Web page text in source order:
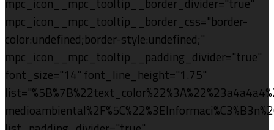
mpc_icon__mpc_tooltip__border_css="border-
color:undefined;border-style:undefined;"
mpc_icon__mpc_tooltip__padding_divider="true"
font_size="14" font_line_height="1.75"